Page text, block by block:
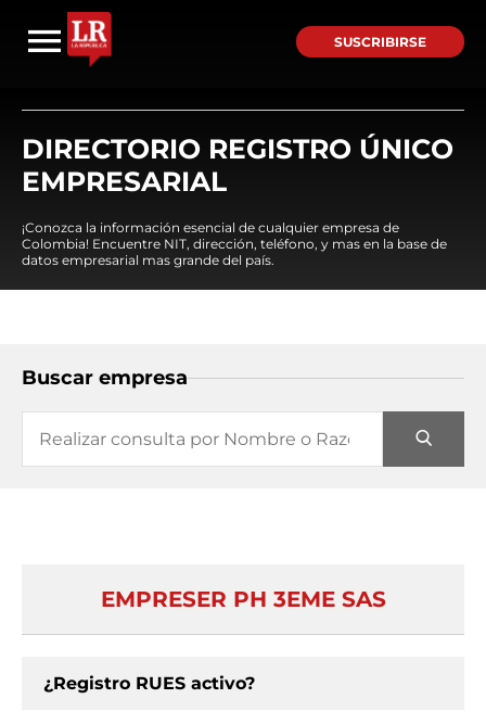
SUSCRIBIRSE
DIRECTORIO REGISTRO ÚNICO
EMPRESARIAL
¡Conozca la información esencial de cualquier empresa de
Colombia! Encuentre NIT, dirección, teléfono, y mas en la base de
datos empresarial mas grande del país.
Buscar empresa
EMPRESER PH 3EME SAS
¿Registro RUES activo?